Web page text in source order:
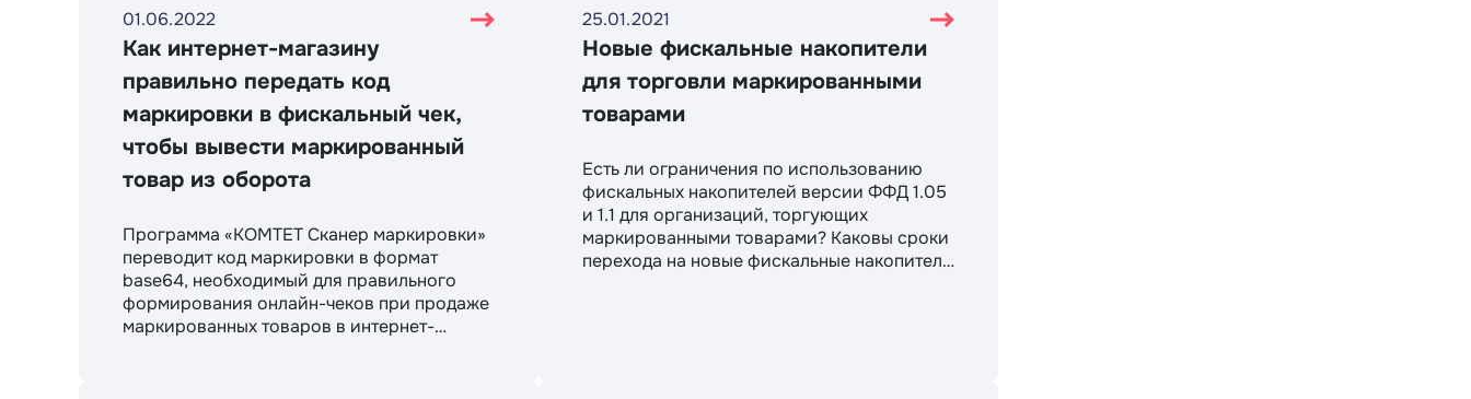
другие вопросы о новом режиме.
01.06.2022
Как интернет-магазину
правильно передать код
маркировки в фискальный чек,
чтобы вывести маркированный
товар из оборота
Программа «КОМТЕТ Сканер маркировки»
переводит код маркировки в формат
base64, необходимый для правильного
формирования онлайн-чеков при продаже
маркированных товаров в интернет-
25.01.2021
Новые фискальные накопители
для торговли маркированными
товарами
Есть ли ограничения по использованию
фискальных накопителей версии ФФД 1.05
и 1.1 для организаций, торгующих
маркированными товарами? Каковы сроки
перехода на новые фискальные накопители